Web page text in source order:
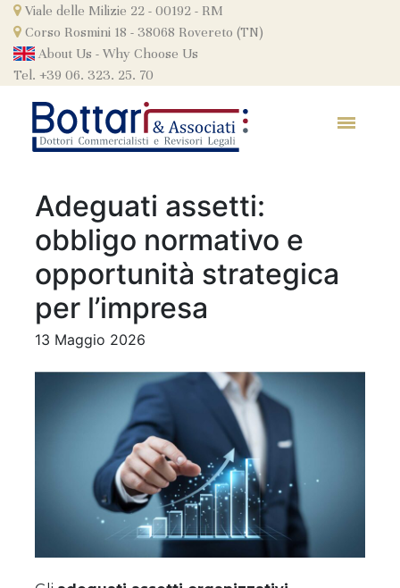
Skip
content
Viale delle Milizie 22 - 00192 - RM
Corso Rosmini 18 - 38068 Rovereto (TN)
About Us - Why Choose Us
Tel. +39 06. 323. 25. 70
Adeguati assetti:
obbligo normativo e
opportunità strategica
per l’impresa
13 Maggio 2026